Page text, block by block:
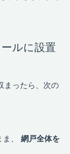
ルに設置
まったら、次の
、 網戸全体を